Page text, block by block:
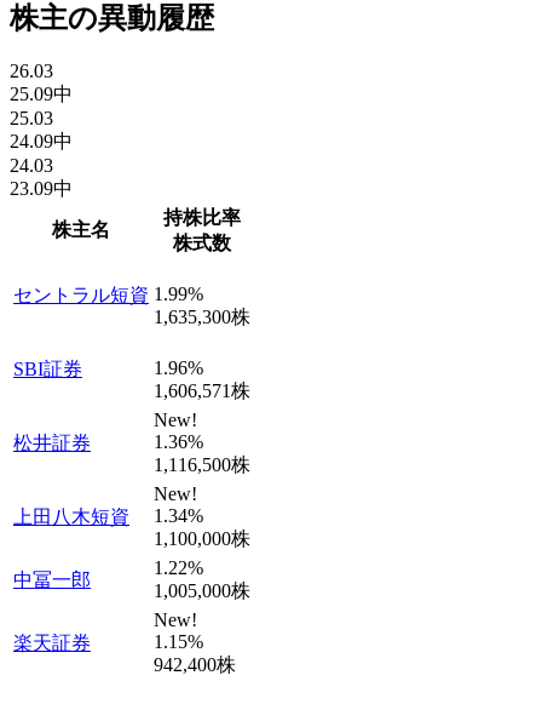
株主の異動履歴
26.03
25.09中
25.03
24.09中
24.03
23.09中
株主名
持株比率
株式数
セントラル短資 1.99%
1,635,300株
SBI証券 1.96%
1,606,571株
松井証券
New!
1.36%
1,116,500株
上田八木短資
New!
1.34%
1,100,000株
中冨一郎
1.22%
1,005,000株
楽天証券
New!
1.15%
942,400株